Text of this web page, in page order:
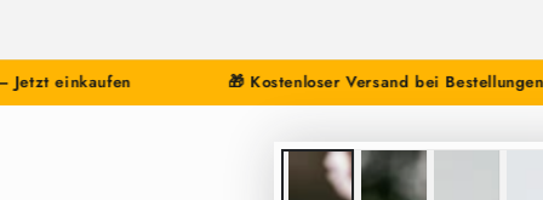
🎁 Kostenloser Versand bei Bestellungen über